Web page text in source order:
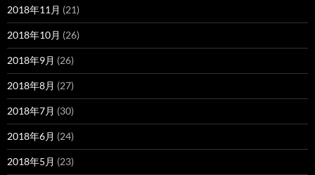
2018年11月 (21)
2018年10月 (26)
2018年9月 (26)
2018年8月 (27)
2018年7月 (30)
2018年6月 (24)
2018年5月 (23)